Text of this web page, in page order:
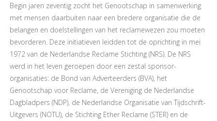
Begin jaren zeventig zocht het Genootschap in samenwerking
met mensen daarbuiten naar een bredere organisatie die de
belangen en doelstellingen van het reclamewezen zou moeten
bevorderen. Deze initiatieven leidden tot de oprichting in mei
1972 van de Nederlandse Reclame Stichting (NRS). De NRS
werd in het leven geroepen door een zestal sponsor-
organisaties: de Bond van Adverteerders (BVA), het
Genootschap voor Reclame, de Vereniging de Nederlandse
Dagbladpers (NDP), de Nederlandse Organisatie van Tijdschrift-
Uitgevers (NOTU), de Stichting Ether Reclame (STER) en de